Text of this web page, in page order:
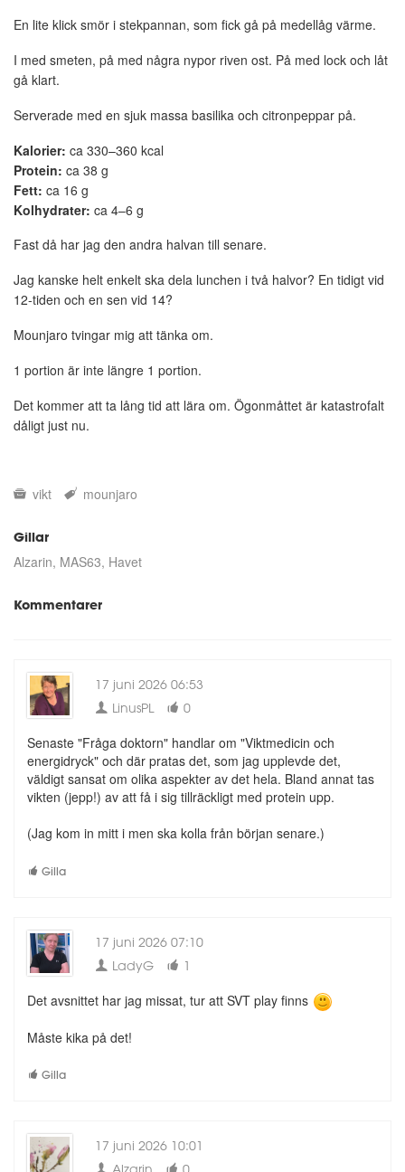
En lite klick smör i stekpannan, som fick gå på medellåg värme.
I med smeten, på med några nypor riven ost. På med lock och låt
gå klart.
Serverade med en sjuk massa basilika och citronpeppar på.
Kalorier: ca 330–360 kcal
Protein: ca 38 g
Fett: ca 16 g
Kolhydrater: ca 4–6 g
Fast då har jag den andra halvan till senare.
Jag kanske helt enkelt ska dela lunchen i två halvor? En tidigt vid
12-tiden och en sen vid 14?
Mounjaro tvingar mig att tänka om.
1 portion är inte längre 1 portion.
Det kommer att ta lång tid att lära om. Ögonmåttet är katastrofalt
dåligt just nu.
vikt mounjaro
Gillar
Alzarin MAS63 Havet
Kommentarer
17 juni 2026 06:53
LinusPL
0
Senaste "Fråga doktorn" handlar om "Viktmedicin och
energidryck" och där pratas det, som jag upplevde det,
väldigt sansat om olika aspekter av det hela. Bland annat tas
vikten (jepp!) av att få i sig tillräckligt med protein upp.
(Jag kom in mitt i men ska kolla från början senare.)
Gilla
17 juni 2026 07:10
LadyG
1
Det avsnittet har jag missat, tur att SVT play finns
Måste kika på det!
Gilla
17 juni 2026 10:01